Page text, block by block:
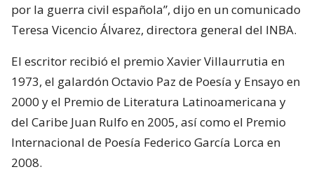
por la guerra civil española”, dijo en un comunicado
Teresa Vicencio Álvarez, directora general del INBA.
El escritor recibió el premio Xavier Villaurrutia en
1973, el galardón Octavio Paz de Poesía y Ensayo en
2000 y el Premio de Literatura Latinoamericana y
del Caribe Juan Rulfo en 2005, así como el Premio
Internacional de Poesía Federico García Lorca en
2008.